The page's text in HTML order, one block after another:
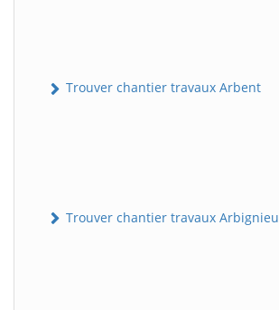
Trouver chantier travaux Arbent
Trouver chantier travaux Arbignieu